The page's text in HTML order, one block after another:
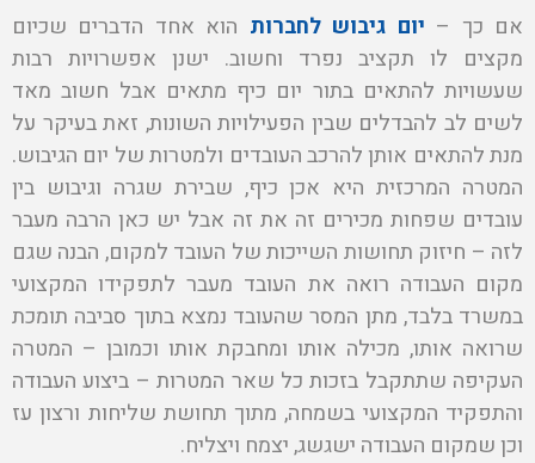
אם כך – יום גיבוש לחברות הוא אחד הדברים שכיום
מקצים לו תקציב נפרד וחשוב. ישנן אפשרויות רבות
שעשויות להתאים בתור יום כיף מתאים אבל חשוב מאד
לשים לב להבדלים שבין הפעילויות השונות, זאת בעיקר על
מנת להתאים אותן להרכב העובדים ולמטרות של יום הגיבוש.
המטרה המרכזית היא אכן כיף, שבירת שגרה וגיבוש בין
עובדים שפחות מכירים זה את זה אבל יש כאן הרבה מעבר
לזה – חיזוק תחושות השייכות של העובד למקום, הבנה שגם
מקום העבודה רואה את העובד מעבר לתפקידו המקצועי
במשרד בלבד, מתן המסר שהעובד נמצא בתוך סביבה תומכת
שרואה אותו, מכילה אותו ומחבקת אותו וכמובן – המטרה
העקיפה שתתקבל בזכות כל שאר המטרות – ביצוע העבודה
והתפקיד המקצועי בשמחה, מתוך תחושת שליחות ורצון עז
וכן שמקום העבודה ישגשג, יצמח ויצליח.